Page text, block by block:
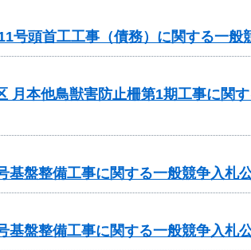
号頭首工工事（債務）に関する一般
本他鳥獣害防止柵第1期工事に関
基盤整備工事に関する一般競争入札
基盤整備工事に関する一般競争入札